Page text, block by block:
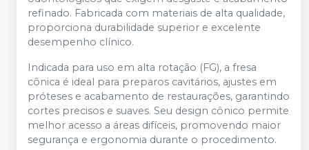
refinado. Fabricada com materiais de alta qualidade,
proporciona durabilidade superior e excelente
desempenho clínico.
Indicada para uso em alta rotação (FG), a fresa
cônica é ideal para preparos cavitários, ajustes em
próteses e acabamento de restaurações, garantindo
cortes precisos e suaves. Seu design cônico permite
melhor acesso a áreas difíceis, promovendo maior
segurança e ergonomia durante o procedimento.